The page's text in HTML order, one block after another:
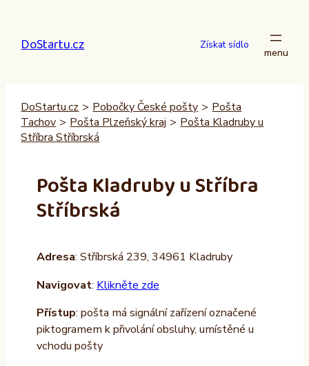
obsah
DoStartu.cz Získat sídlo
DoStartu.cz > Pobočky České pošty > Pošta
Tachov > Pošta Plzeňský kraj > Pošta Kladruby u
Stříbra Stříbrská
Pošta Kladruby u Stříbra
Stříbrská
Adresa: Stříbrská 239, 34961 Kladruby
Navigovat: Klikněte zde
Přístup: pošta má signální zařízení označené
piktogramem k přivolání obsluhy, umístěné u
vchodu pošty